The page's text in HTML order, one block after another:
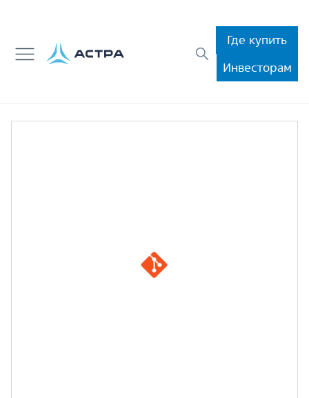
Где купить
Инвесторам